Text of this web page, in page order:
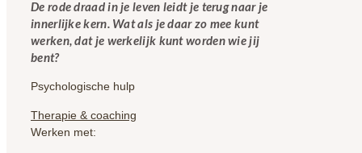
De rode draad in je leven leidt je terug naar je
innerlijke kern. Wat als je daar zo mee kunt
werken, dat je werkelijk kunt worden wie jij
bent?
Psychologische hulp
Therapie & coaching
Werken met: